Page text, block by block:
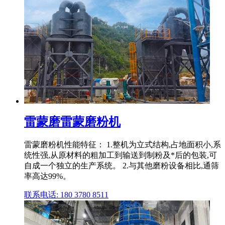
雷蒙磨雷蒙磨粉机
雷蒙磨粉机性能特征： 1.整机为立式结构,占地面积小,系
统性强,从原材料的粗加工到输送到制粉及*后的包装,可
自成一个独立的生产系统。 2.与其他磨粉设备相比,通筛
率高达99%。
联系电话: 180 3780 8511